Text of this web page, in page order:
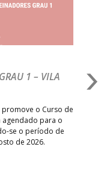
1 – VILA
promove o Curso de
agendado para o
se o período de
de 2026.